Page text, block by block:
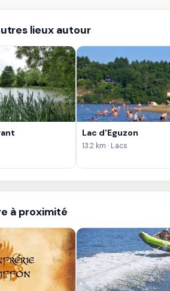
lieux autour
Lac d'Eguzon
13.2 km · Lacs
à proximité